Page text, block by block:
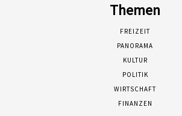
Themen
FREIZEIT
PANORAMA
KULTUR
POLITIK
WIRTSCHAFT
FINANZEN